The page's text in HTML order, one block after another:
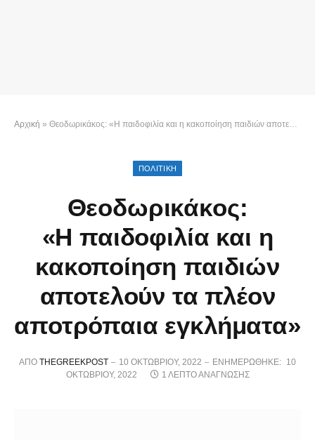
Αρχική » Θεοδωρικάκος: «H παιδοφιλία και η κακοποίηση παιδιών αποτελούν τα πλέον αποτρόπαια εγκλήματα»
ΠΟΛΙΤΙΚΉ
Θεοδωρικάκος:
«H παιδοφιλία και η
κακοποίηση παιδιών
αποτελούν τα πλέον
αποτρόπαια εγκλήματα»
ΑΠΌ THEGREEKPOST 10 ΟΚΤΩΒΡΊΟΥ, 2022 ΕΝΗΜΕΡΏΘΗΚΕ: 10
ΟΚΤΩΒΡΊΟΥ, 2022
1 ΛΕΠΤΌ ΑΝΆΓΝΩΣΗΣ